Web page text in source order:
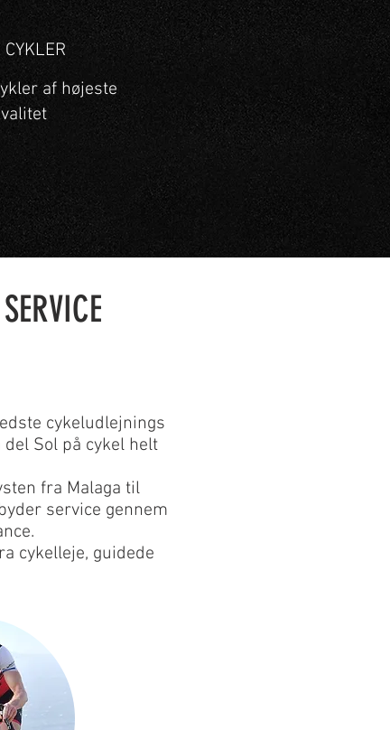
cykeludlejnings
Sol på cykel helt
fra Malaga til
service gennem
cykelleje, guidede
CYKLER
af højeste
tet